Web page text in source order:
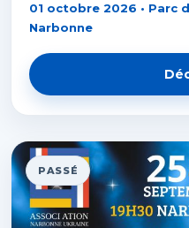
01 octobre 2026 • Parc
Narbonne
PASSÉ